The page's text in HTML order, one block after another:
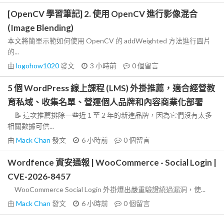
[OpenCV 學習筆記] 2. 使用 OpenCV 進行影像混合
(Image Blending)
本文將簡單示範如何使用 OpenCV 的 addWeighted 方法進行圖片
的...
由 logohow1020發文 3 小時前 0個留言
5 個 WordPress 線上課程 (LMS) 外掛推薦，適合經營教
育私域、收集名單、營運個人品牌和內容商業化部署
📝 這次推薦排除一些近 1 至 2 年的新進品牌，因為它們沒有太多
相關數據可供...
由 Mack Chan 發文 6 小時前 0個留言
Wordfence 資安通報 | WooCommerce - Social Login |
CVE-2026-8457
WooCommerce Social Login 外掛爆出嚴重驗證繞過漏洞，使...
由 Mack Chan 發文 6 小時前 0個留言